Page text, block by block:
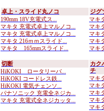
卓上・スライド丸ノコ
190mm 18V充電式ス...
マキタ 充電式卓上マルノコ...
マキタ 充電式卓上マルノコ...
マキタ 216ｍｍスライド...
マキタ 165mmスライド...
ジグ
マキ
マキ
マキ
マキ
マキ
切断
HiKOKI ロータリーバ...
HiKOKI コードレス鉄...
HiKOKI 電気チェンソ...
パナソニック 充電全ネジカ...
マキタ 充電式全ネジカッタ...
カク
チ
マキ
マキ
マキ
マキ
マキ